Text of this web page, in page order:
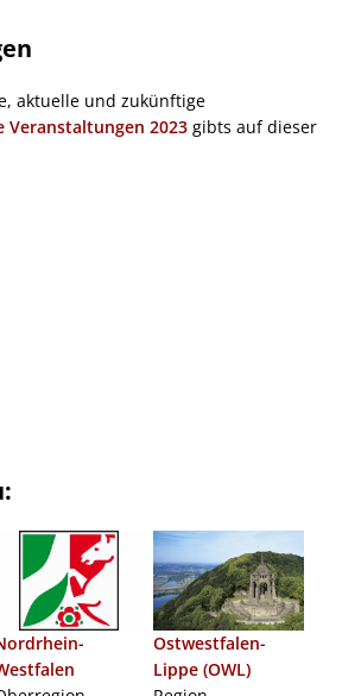
aktuelle und zukünftige
Veranstaltungen 2023 gibts auf dieser
Ostwestfalen-
Lippe (OWL)